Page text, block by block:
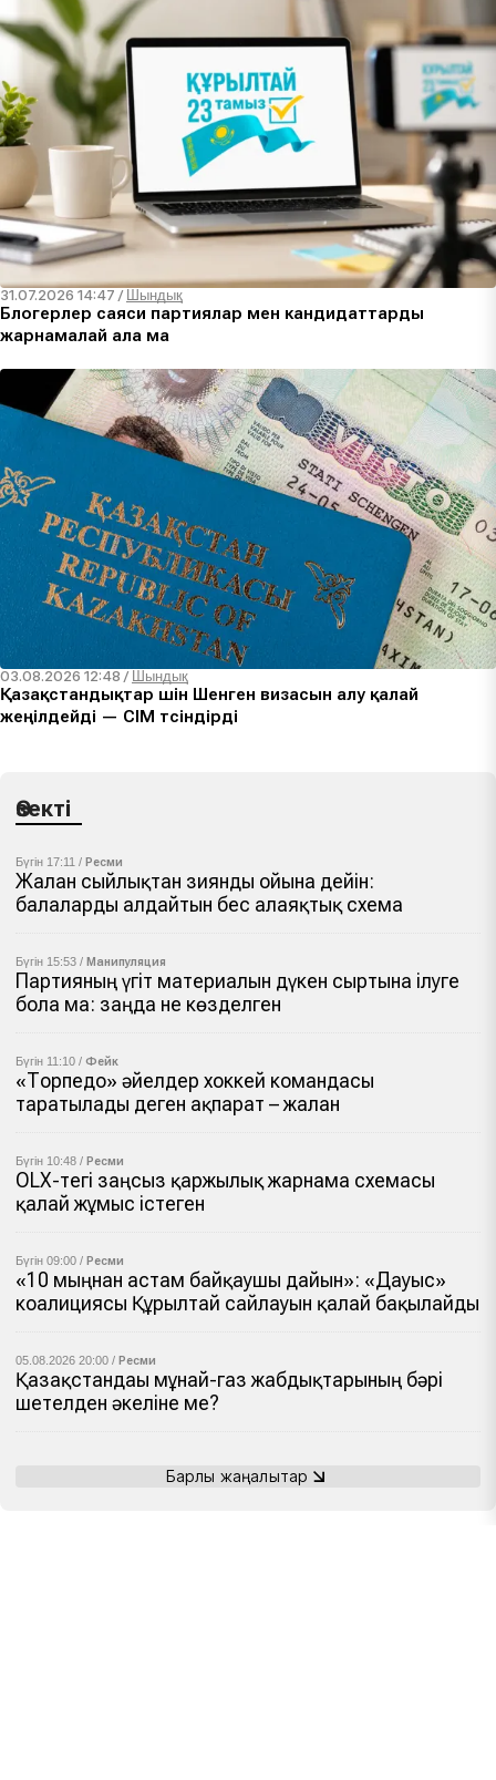
31.07.2026 14:47 / Шындық
Блогерлер саяси партиялар мен кандидаттарды
жарнамалай ала ма
03.08.2026 12:48 / Шындық
Қазақстандықтар үшін Шенген визасын алу қалай
жеңілдейді — СІМ түсіндірді
Өзекті
Бүгін 17:11 / Ресми
Жалған сыйлықтан зиянды ойынға дейін:
балаларды алдайтын бес алаяқтық схема
Бүгін 15:53 / Манипуляция
Партияның үгіт материалын дүкен сыртына ілуге
бола ма: заңда не көзделген
Бүгін 11:10 / Фейк
«Торпедо» әйелдер хоккей командасы
таратылады деген ақпарат – жалған
Бүгін 10:48 / Ресми
OLX-тегі заңсыз қаржылық жарнама схемасы
қалай жұмыс істеген
Бүгін 09:00 / Ресми
«10 мыңнан астам байқаушы дайын»: «Дауыс»
коалициясы Құрылтай сайлауын қалай бақылайды
05.08.2026 20:00 / Ресми
Қазақстандағы мұнай-газ жабдықтарының бәрі
шетелден әкеліне ме?
Барлық жаңалықтар